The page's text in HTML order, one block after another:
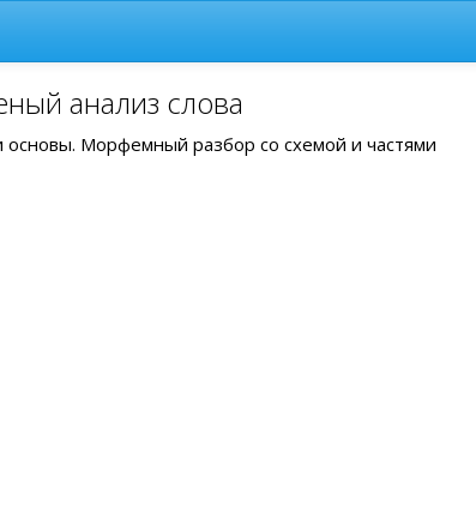
анализ слова
основы. Морфемный разбор со схемой и частями